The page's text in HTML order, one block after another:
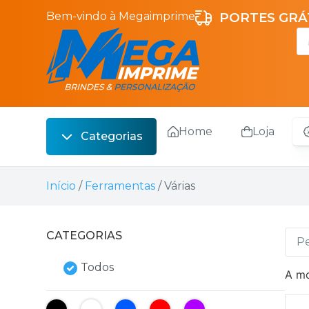
Bem-vindo à Megaimprime PORTES
Categorias
Escrita
Bebidas
Malas
Home Loja
Início / Ferramentas / Várias
CATEGORIAS
Todos
A